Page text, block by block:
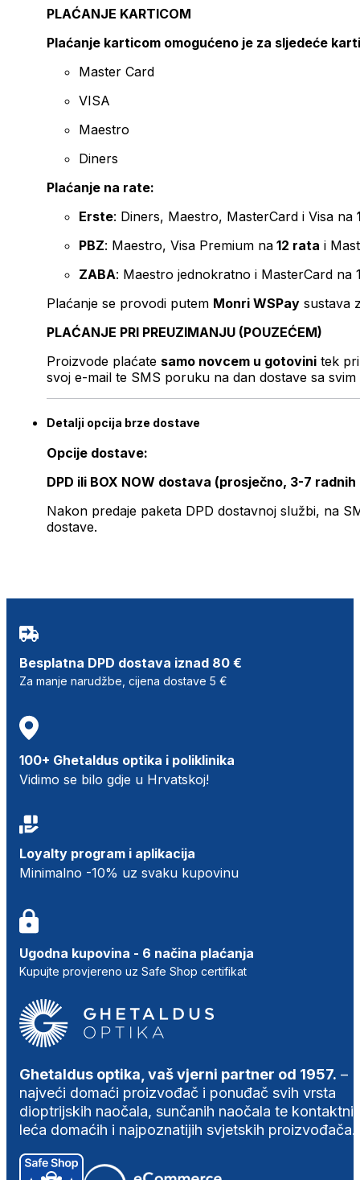
PLAĆANJE KARTICOM
Plaćanje karticom omogućeno je za sljedeće
Master Card
VISA
Maestro
Diners
Plaćanje na rate:
Erste: Diners, Maestro, MasterCard i Visa na
PBZ: Maestro, Visa Premium na 12 rata i
ZABA: Maestro jednokratno i MasterCard na
Plaćanje se provodi putem Monri WSPay sustava
PLAĆANJE PRI PREUZIMANJU (POUZEĆEM)
Proizvode plaćate samo novcem u gotovini tek
svoj e-mail te SMS poruku na dan dostave sa svim
Detalji opcija brze dostave
Opcije dostave:
DPD ili BOX NOW dostava (prosječno, 3-7 radnih
Nakon predaje paketa DPD dostavnoj službi, na
dostave.
Besplatna DPD dostava iznad 80 €
Za manje narudžbe, cijena dostave 5 €
100+ Ghetaldus optika i poliklinika
Vidimo se bilo gdje u Hrvatskoj!
Loyalty program i aplikacija
Minimalno -10% uz svaku kupovinu
Ugodna kupovina - 6 načina plaćanja
Kupujte provjereno uz Safe Shop certifikat
Ghetaldus optika, vaš vjerni partner od 1957. –
najveći domaći proizvođač i ponuđač svih vrsta
dioptrijskih naočala, sunčanih naočala te
leća domaćih i najpoznatijih svjetskih proizvođača.